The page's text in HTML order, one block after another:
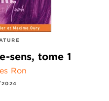
sens, tome 1
Ron